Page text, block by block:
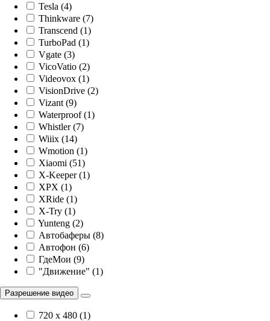
Tesla (4)
Thinkware (7)
Transcend (1)
TurboPad (1)
Vgate (3)
VicoVatio (2)
Videovox (1)
VisionDrive (2)
Vizant (9)
Waterproof (1)
Whistler (7)
Wiiix (14)
Wmotion (1)
Xiaomi (51)
X-Keeper (1)
XPX (1)
XRide (1)
X-Try (1)
Yunteng (2)
Автобаферы (8)
Автофон (6)
ГдеМои (9)
"Движение" (1)
Разрешение видео
720 x 480 (1)